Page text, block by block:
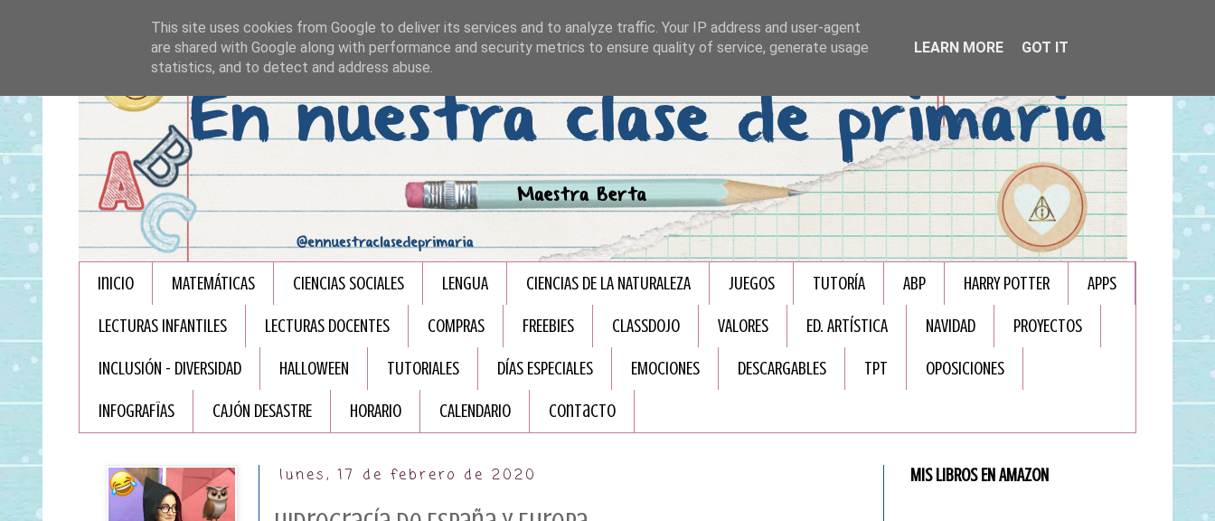
Inicio MATEMÁTICAS CIENCIAS SOCIALES LENGUA CIENCIAS DE LA NATURALEZA JUEGOS TUTORÍA ABP HARRY POTTER APPS
LECTURAS INFANTILES LECTURAS DOCENTES COMPRAS FREEBIES CLASSDOJO VALORES ED. ARTÍSTICA NAVIDAD PROYECTOS
INCLUSIÓN - DIVERSIDAD HALLOWEEN TUTORIALES DÍAS ESPECIALES EMOCIONES DESCARGABLES TPT OPOSICIONES
INFOGRAFÏAS CAJÓN DESASTRE HORARIO CALENDARIO Contacto
lunes, 17 de febrero de 2020 MIS LIBROS EN AMAZON
This site uses cookies from Google to deliver its services and to analyze traffic. Your IP address and user-agent
are shared with Google along with performance and security metrics to ensure quality of service, generate usage
statistics, and to detect and address abuse.
LEARN MORE GOT IT